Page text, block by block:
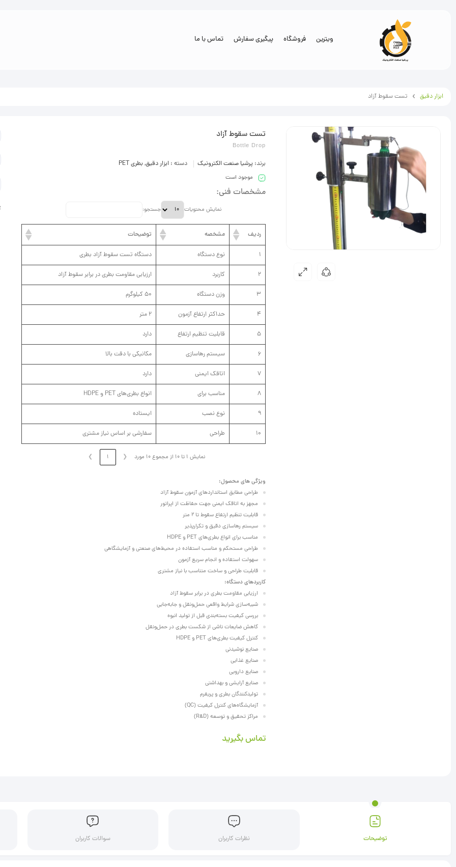
ویترین فروشگاه پیگیری سفارش تماس با ما
ابزار دقیق تست سقوط آزاد
تست سقوط آزاد
Bottle Drop
برند: پرشیا صنعت الکترونیک دسته : ابزار دقیق, بطری PET
موجود است
مشخصات فنی:
نمایش محتویات جستجو:
ردیف مشخصه توضیحات
1 نوع دستگاه دستگاه تست سقوط آزاد بطری
2 کاربرد ارزیابی مقاومت بطری در برابر سقوط آزاد
3 وزن دستگاه 50 کیلوگرم
4 حداکثر ارتفاع آزمون 2 متر
5 قابلیت تنظیم ارتفاع دارد
6 سیستم رهاسازی مکانیکی با دقت بالا
7 اتاقک ایمنی دارد
8 مناسب برای انواع بطری‌های PET و HDPE
9 نوع نصب ایستاده
10 طراحی سفارشی بر اساس نیاز مشتری
نمایش 1 تا 10 از مجموع 10 مورد ❮
1
❯
ویژگی های محصول:
طراحی مطابق استانداردهای آزمون سقوط آزاد
مجهز به اتاقک ایمنی جهت حفاظت از اپراتور
قابلیت تنظیم ارتفاع سقوط تا 2 متر
سیستم رهاسازی دقیق و تکرارپذیر
مناسب برای انواع بطری‌های PET و HDPE
طراحی مستحکم و مناسب استفاده در محیط‌های صنعتی و آزمایشگاهی
سهولت استفاده و انجام سریع آزمون
قابلیت طراحی و ساخت متناسب با نیاز مشتری
کاربردهای دستگاه:
ارزیابی مقاومت بطری در برابر سقوط آزاد
شبیه‌سازی شرایط واقعی حمل‌ونقل و جابه‌جایی
بررسی کیفیت بسته‌بندی قبل از تولید انبوه
کاهش ضایعات ناشی از شکست بطری در حمل‌ونقل
کنترل کیفیت بطری‌های PET و HDPE
صنایع نوشیدنی
صنایع غذایی
صنایع دارویی
صنایع آرایشی و بهداشتی
تولیدکنندگان بطری و پریفرم
آزمایشگاه‌های کنترل کیفیت (QC)
مراکز تحقیق و توسعه (R&D)
تماس بگیرید
توضیحات نظرات کاربران سوالات کاربران